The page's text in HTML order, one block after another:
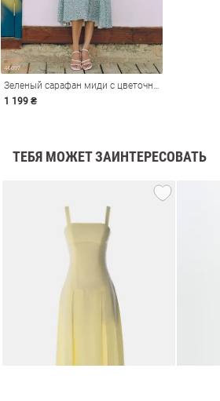
Зеленый сарафан миди с цветочным принтом
1 199 ₴
ТЕБЯ МОЖЕТ ЗАИНТЕРЕСОВАТЬ